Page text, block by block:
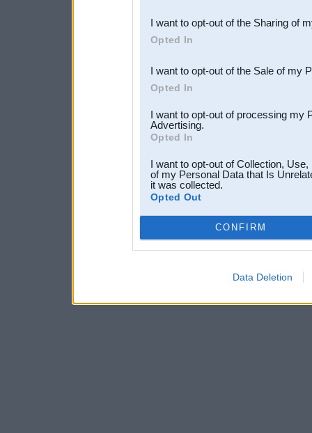
Downstream Participants
third parties.
I want to opt-out of the Sharing of
Opted In
I want to opt-out of the Sale of my
Opted In
I want to opt-out of processing my
Advertising.
Opted In
I want to opt-out of Collection,
of my Personal Data that Is
it was collected.
Opted Out
CONFIRM
Data Deletion